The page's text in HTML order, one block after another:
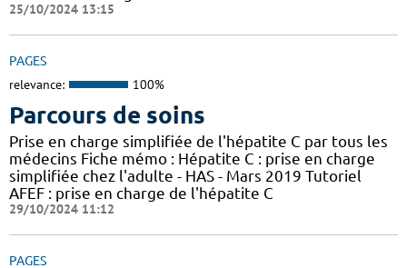
25/10/2024 13:15
PAGES
relevance: 100%
Parcours de soins
Prise en charge simplifiée de l'hépatite C par tous les
médecins Fiche mémo : Hépatite C : prise en charge
simplifiée chez l'adulte - HAS - Mars 2019 Tutoriel
AFEF : prise en charge de l'hépatite C
29/10/2024 11:12
PAGES